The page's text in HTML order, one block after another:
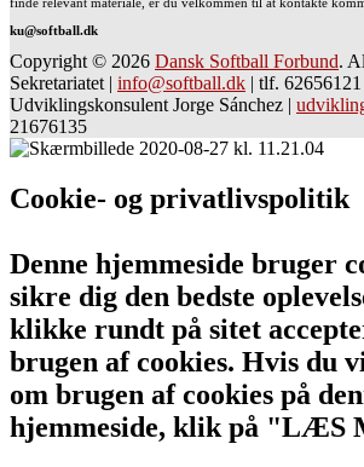
ku@softball.dk
Copyright © 2026 Dansk Softball Forbund.
Sekretariatet | info@softball.dk | tlf. 62656121
Udviklingskonsulent Jorge Sánchez |
21676135
Cookie- og privatlivspolitik
Denne hjemmeside bruger
sikre dig den bedste
klikke rundt på sitet
brugen af cookies. Hvis du
om brugen af cookies på
hjemmeside, klik på "LÆS